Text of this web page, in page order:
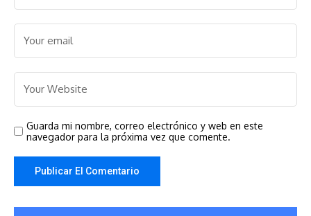
Guarda mi nombre, correo electrónico y web en este
navegador para la próxima vez que comente.